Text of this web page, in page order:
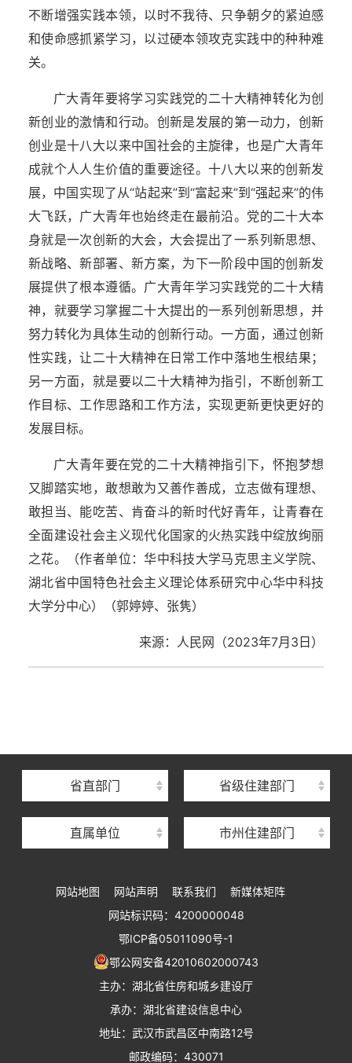
不断增强实践本领，以时不我待、只争朝夕的紧迫感
和使命感抓紧学习，以过硬本领攻克实践中的种种难
关。
广大青年要将学习实践党的二十大精神转化为创
新创业的激情和行动。创新是发展的第一动力，创新
创业是十八大以来中国社会的主旋律，也是广大青年
成就个人人生价值的重要途径。十八大以来的创新发
展，中国实现了从“站起来”到“富起来”到“强起来”的伟
大飞跃，广大青年也始终走在最前沿。党的二十大本
身就是一次创新的大会，大会提出了一系列新思想、
新战略、新部署、新方案，为下一阶段中国的创新发
展提供了根本遵循。广大青年学习实践党的二十大精
神，就要学习掌握二十大提出的一系列创新思想，并
努力转化为具体生动的创新行动。一方面，通过创新
性实践，让二十大精神在日常工作中落地生根结果；
另一方面，就是要以二十大精神为指引，不断创新工
作目标、工作思路和工作方法，实现更新更快更好的
发展目标。
广大青年要在党的二十大精神指引下，怀抱梦想
又脚踏实地，敢想敢为又善作善成，立志做有理想、
敢担当、能吃苦、肯奋斗的新时代好青年，让青春在
全面建设社会主义现代化国家的火热实践中绽放绚丽
之花。（作者单位：华中科技大学马克思主义学院、
湖北省中国特色社会主义理论体系研究中心华中科技
大学分中心）（郭婷婷、张隽）
来源：人民网（2023年7月3日）
省直部门 省级住建部门
直属单位
湖北省住房保障中心
湖北省建设工程质量安全监督总站
湖北省建设工程标准定额管理总站
湖北省住建厅执业资格注册中心
湖北省城乡建设发展中心
湖北城市建设职业技术学院
市州住建部门
网站地图 网站声明 联系我们
新媒体矩阵
网站标识码：4200000048
鄂ICP备05011090号-1
鄂公网安备42010602000743
主办：湖北省住房和城乡建设厅
承办：湖北省建设信息中心
地址：武汉市武昌区中南路12号
邮政编码：430071